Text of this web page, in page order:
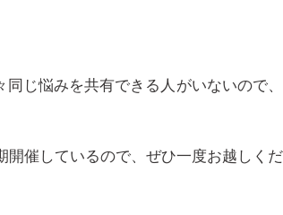
じ悩みを共有できる人がいないので、
催しているので、ぜひ一度お越しくだ